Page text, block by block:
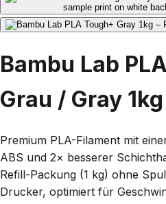
Bambu Lab
Grau / Gray
Premium PLA-Filament mit
ABS und 2× besserer
Refill-Packung (1 kg) ohne
Drucker, optimiert für